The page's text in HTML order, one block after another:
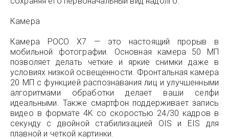
Камера
Камера POCO X7 — это настоящий прорыв в
мобильной фотографии. Основная камера 50 МП
позволяет делать четкие и яркие снимки даже в
условиях низкой освещенности. Фронтальная камера
20 МП с функцией распознавания лиц и улучшенными
алгоритмами обработки делает ваши селфи
идеальными. Также смартфон поддерживает запись
видео в формате 4K со скоростью 24/30 кадров в
секунду с двойной стабилизацией OIS и EIS для
плавной и четкой картинки.